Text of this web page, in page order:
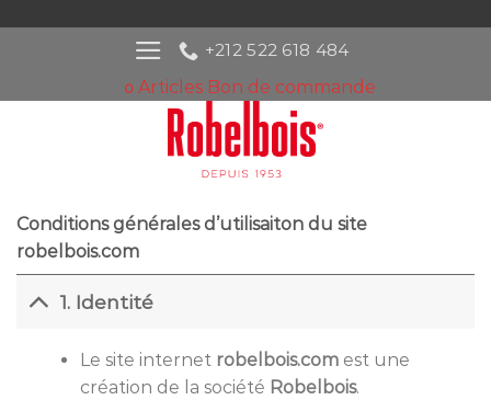
+212 522 618 484
0Articles Bon de commande
Conditions générales d’utilisaiton du site
robelbois.com
1. Identité
Le site internet robelbois.comest une
création de la société Robelbois.